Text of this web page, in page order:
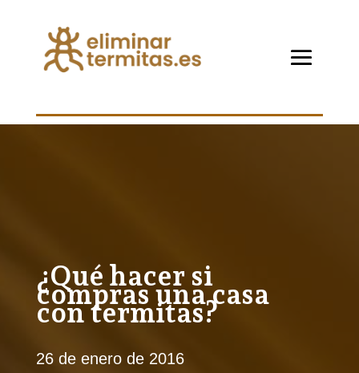
¿Qué hacer si
compras una casa
con termitas?
26 de enero de 2016